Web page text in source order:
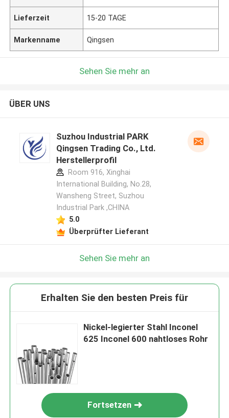
Lieferzeit 15-20 TAGE
Markenname Qingsen
Sehen Sie mehr an
ÜBER UNS
Suzhou Industrial PARK
Qingsen Trading Co., Ltd.
Herstellerprofil
Room 916, Xinghai
International Building, No.28,
Wansheng Street, Suzhou
Industrial Park ,CHINA
5.0
Überprüfter Lieferant
Sehen Sie mehr an
Erhalten Sie den besten Preis für
Nickel-legierter Stahl Inconel
625 Inconel 600 nahtloses Rohr
Fortsetzen